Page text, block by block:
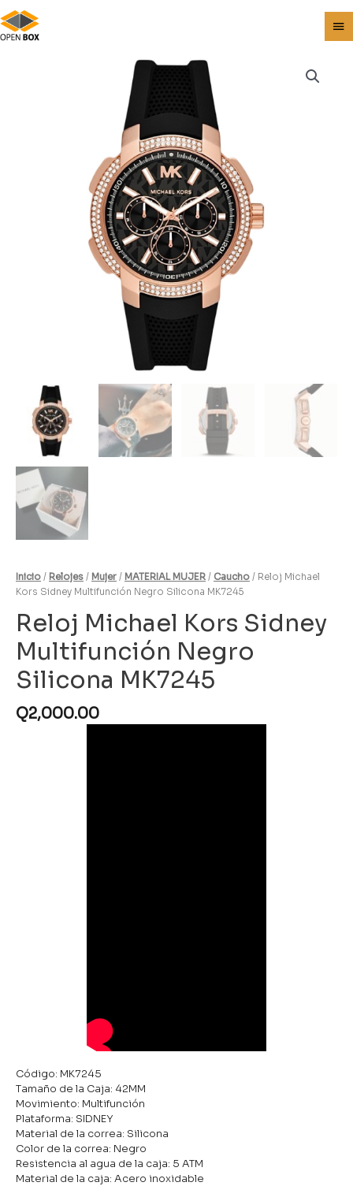
Inicio / Relojes / Mujer / MATERIAL MUJER / Caucho / Reloj Michael
Kors Sidney Multifunción Negro Silicona MK7245
Reloj Michael Kors Sidney
Multifunción Negro
Silicona MK7245
Q2,000.00
Código: MK7245
Tamaño de la Caja: 42MM
Movimiento: Multifunción
Plataforma: SIDNEY
Material de la correa: Silicona
Color de la correa: Negro
Resistencia al agua de la caja: 5 ATM
Material de la caja: Acero inoxidable